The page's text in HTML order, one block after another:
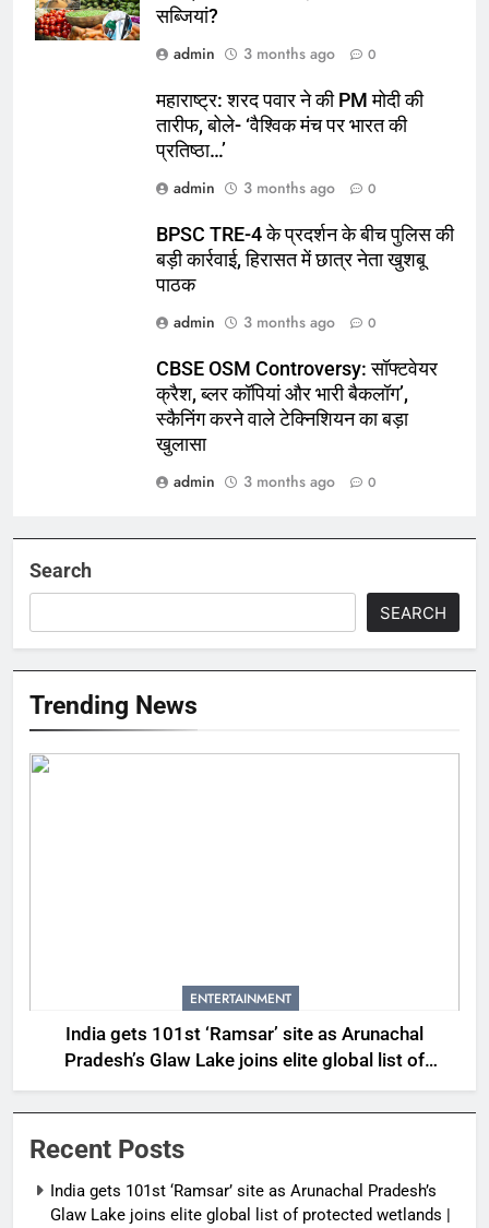
सब्जियां?
admin
3 months ago 0
महाराष्ट्र: शरद पवार ने की PM मोदी की
तारीफ, बोले- ‘वैश्विक मंच पर भारत की
प्रतिष्ठा…’
admin
3 months ago 0
BPSC TRE-4 के प्रदर्शन के बीच पुलिस की
बड़ी कार्रवाई, हिरासत में छात्र नेता खुशबू
पाठक
admin
3 months ago 0
CBSE OSM Controversy: सॉफ्टवेयर
क्रैश, ब्लर कॉपियां और भारी बैकलॉग’,
स्कैनिंग करने वाले टेक्निशियन का बड़ा
खुलासा
admin
3 months ago 0
Search
SEARCH
Trending News
ENTERTAINMENT
India gets 101st ‘Ramsar’ site as Arunachal
Pradesh’s Glaw Lake joins elite global list of
protected wetlands | India News
Recent Posts
India gets 101st ‘Ramsar’ site as Arunachal Pradesh’s
Glaw Lake joins elite global list of protected wetlands |